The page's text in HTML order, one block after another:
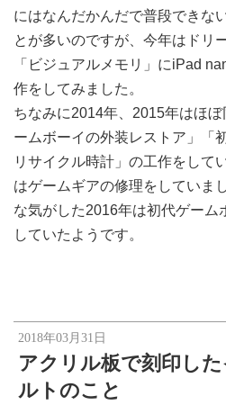
にはなんだかんだで普段できな
とが多いのですが、今年はドリ
「ビジュアルメモリ」にiPad
作をしてみました。
ちなみに2014年、2015年はほ
ームボーイの外装レストア」「
リサイクル時計」の工作をして
はゲームギアの修理をしていま
な気がした2016年は初代ゲーム
していたようです。
2018年03月31日
アクリル板で刻印し
ルトのこと